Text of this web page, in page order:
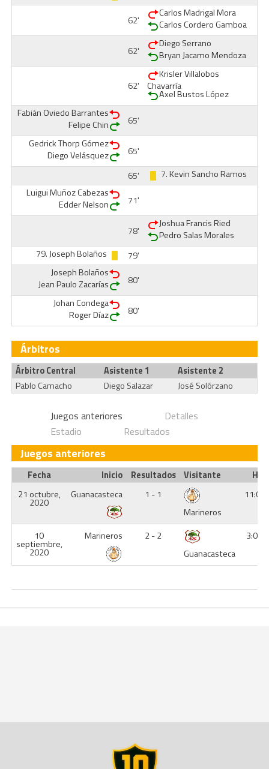
62'
Carlos Madrigal Mora
Carlos Cordero Gamboa
62'
Diego Serrano
Bryan Jacamo Mendoza
62'
Krisler Villalobos
Chavarría
Axel Bustos López
Fabián Oviedo Barrantes
Felipe Chin
65'
Gedrick Thorp Gómez
Diego Velásquez
65'
65'
7.Kevin Sancho Ramos
Luigui Muñoz Cabezas
Edder Nelson
71'
78'
Joshua Francis Ried
Pedro Salas Morales
79.Joseph Bolaños
79'
Joseph Bolaños
Jean Paulo Zacarías
80'
Johan Condega
Roger Díaz
80'
Árbitros
Árbitro Central Asistente 1
Asistente 2
Pablo Camacho
Diego Salazar José Solórzano
Juegos anteriores
Detalles
Estadio
Resultados
Juegos anteriores
Fecha Inicio Resultados Visitante
21 octubre,
2020
Guanacasteca
1 - 1
Marineros
11:00
10
septiembre,
2020
Marineros
2 - 2
Guanacasteca
3:00